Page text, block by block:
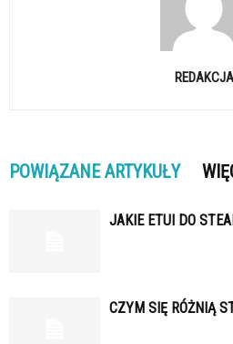
REDAKCJA
POWIĄZANE ARTYKUŁY
JAKIE ETUI DO
CZYM SIĘ RÓŻNIĄ